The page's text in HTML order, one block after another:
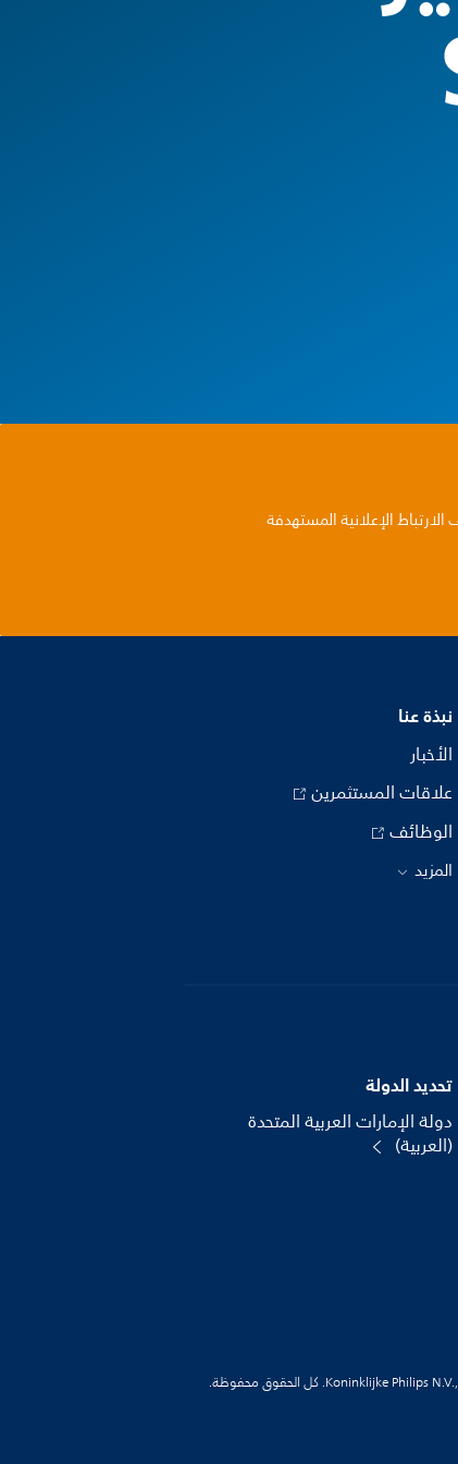
الإعلانية المستهدفة
نبذة عنا
الأخبار
علاقات المستثمرين
الوظائف
المزيد
تحديد الدولة
دولة الإمارات العربية المتحدة
(العربية)